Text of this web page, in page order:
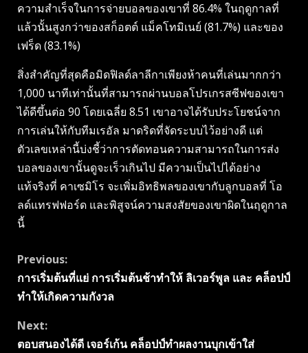
ความสำเร็จในการจ่ายบอลของเขาที่ 86.4% ในฤดูกาลที่
แล้วนั้นสูงกว่าของสก็อตต์ แม็คโทมิเนย์ (81.7%) และของ
เฟร็ด (83.1%)
สิ่งสำคัญที่สุดคือมิดฟิลด์ลาลีกาเพียงห้าคนที่เล่นมากกว่า
1,000 นาทีเท่านั้นที่สามารถผ่านบอลโปรเกรสซีฟของเขา
ได้ดีขึ้นต่อ 90 โดยเฉลี่ย 8.51 เขาอาจได้รับประโยชน์จาก
การเล่นให้กับทีมเรอัล มาดริดที่จัดระบบไว้อย่างดี แต่
ตัวเลขเหล่านี้บ่งชี้ว่าการตัดทอนความสามารถในการส่ง
บอลของเขานั้นดูจะเร็วเกินไป มีความเป็นไปได้อย่าง
แท้จริงที่ คาเซมิโร จะเพิ่มอิทธิพลของเขากับลูกบอลที่ โอ
ลด์แทรฟฟอร์ด และพิสูจน์ความสงสัยของเขาผิดในฤดูกาล
นี้
Continue
Reading
Previous:
การเริ่มต้นที่แย่ การเริ่มต้นช้าทำให้ ลิเวอร์พูล และ คล็อปป์
ทำให้เกิดความกังวล
Next:
ตอบสนองได้ดี เจอร์เก้น คล็อปป์ทําผลงานบุกเข้าใส่